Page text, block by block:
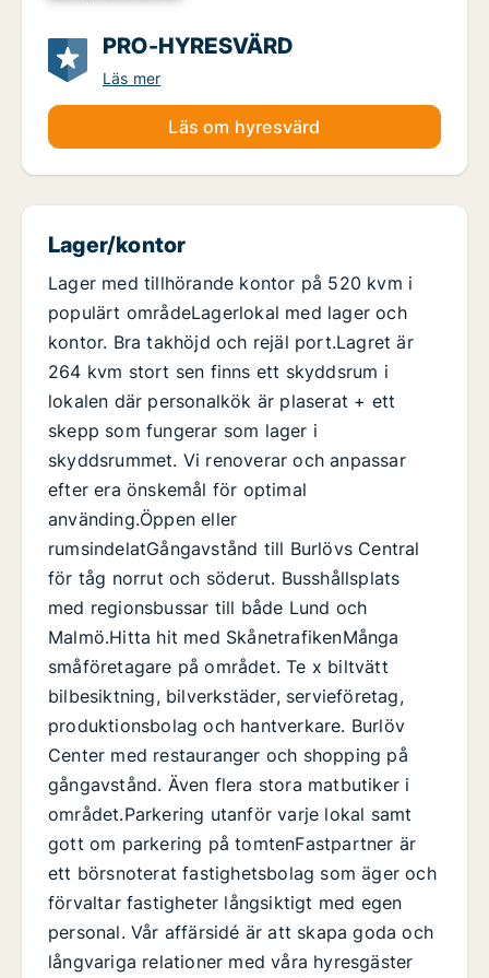
PRO-HYRESVÄRD
Läs mer
Läs om hyresvärd
Lager/kontor
Lager med tillhörande kontor på 520 kvm i
populärt områdeLagerlokal med lager och
kontor. Bra takhöjd och rejäl port.Lagret är
264 kvm stort sen finns ett skyddsrum i
lokalen där personalkök är plaserat + ett
skepp som fungerar som lager i
skyddsrummet. Vi renoverar och anpassar
efter era önskemål för optimal
använding.Öppen eller
rumsindelatGångavstånd till Burlövs Central
för tåg norrut och söderut. Busshållsplats
med regionsbussar till både Lund och
Malmö.Hitta hit med SkånetrafikenMånga
småföretagare på området. Te x biltvätt
bilbesiktning, bilverkstäder, servieföretag,
produktionsbolag och hantverkare. Burlöv
Center med restauranger och shopping på
gångavstånd. Även flera stora matbutiker i
området.Parkering utanför varje lokal samt
gott om parkering på tomtenFastpartner är
ett börsnoterat fastighetsbolag som äger och
förvaltar fastigheter långsiktigt med egen
personal. Vår affärsidé är att skapa goda och
långvariga relationer med våra hyresgäster